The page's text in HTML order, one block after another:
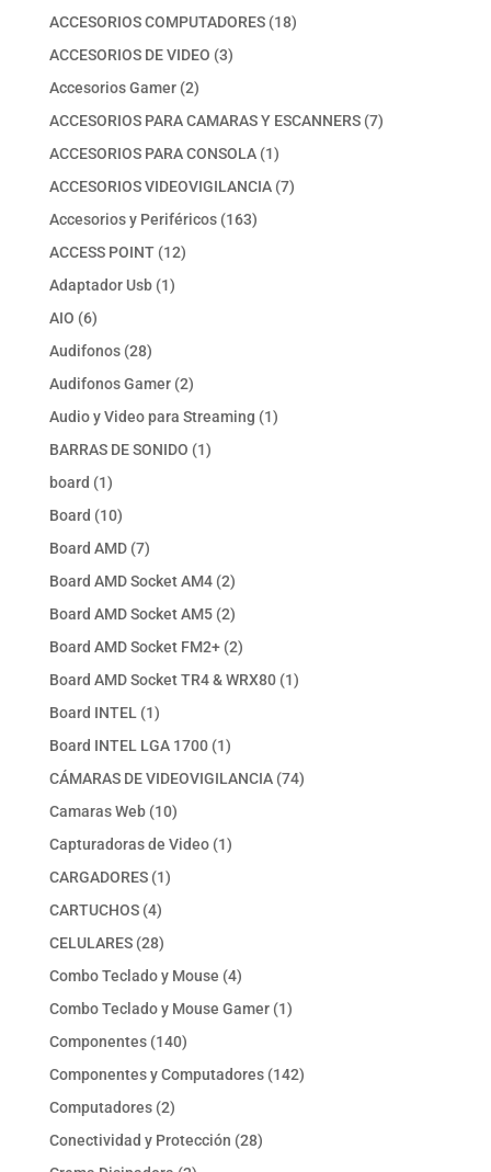
productos
ACCESORIOS COMPUTADORES 1818
ACCESORIOS DE VIDEO 33
Accesorios Gamer 22
productos
ACCESORIOS PARA CAMARAS Y ESCANNERS 77
ACCESORIOS PARA CONSOLA 11
producto
ACCESORIOS VIDEOVIGILANCIA 77
Accesorios y Periféricos 163163
ACCESS POINT 1212
Adaptador Usb 11
AIO 66
productos
Audifonos 2828
productos
Audifonos Gamer 22
productos
Audio y Video para Streaming 11
BARRAS DE SONIDO 11
board 11
producto
Board 1010
productos
Board AMD 77
productos
Board AMD Socket AM4 22
productos
Board AMD Socket AM5 22
productos
Board AMD Socket FM2+ 22
productos
Board AMD Socket TR4 & WRX80 11
Board INTEL 11
producto
Board INTEL LGA 1700 11
producto
CÁMARAS DE VIDEOVIGILANCIA 7474
Camaras Web 1010
productos
Capturadoras de Video 11
CARGADORES 11
CARTUCHOS 44
productos
CELULARES 2828
productos
Combo Teclado y Mouse 44
productos
Combo Teclado y Mouse Gamer 11
Componentes 140140
productos
Componentes y Computadores 142142
Computadores 22
productos
Conectividad y Protección 2828